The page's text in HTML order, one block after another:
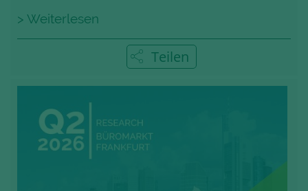
> Weiterlesen
Teilen